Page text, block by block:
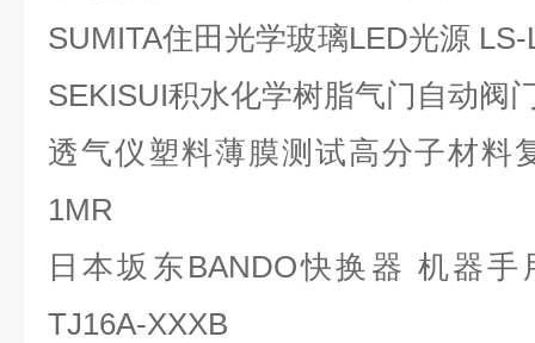
SUMITA住田光学玻璃LED光源
SEKISUI积水化学树脂气门自动阀
透气仪塑料薄膜测试高分子材料
1MR
日本坂东BANDO快换器 机器手
TJ16A-XXXB